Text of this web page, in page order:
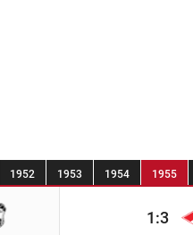
1952 1953 1954 1955
1:3